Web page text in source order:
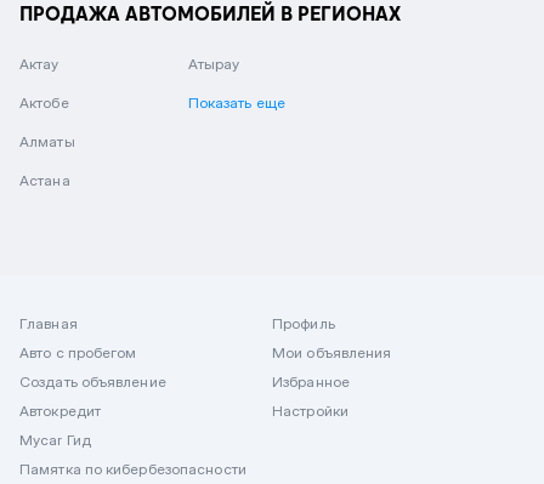
ПРОДАЖА АВТОМОБИЛЕЙ В РЕГИОНАХ
Актау
Актобе
Алматы
Астана
Атырау
Показать еще
Главная
Авто с пробегом
Создать объявление
Автокредит
Mycar Гид
Памятка по кибербезопасности
Профиль
Мои объявления
Избранное
Настройки